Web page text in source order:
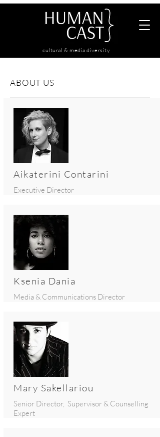
cultural & media diversity
ABOUT US
Aikaterini Contarini
Executive Director
Ksenia Dania
Media & Communications Director
Mary Sakellariou
Senior Director, Supervisor & Counselling
Expert